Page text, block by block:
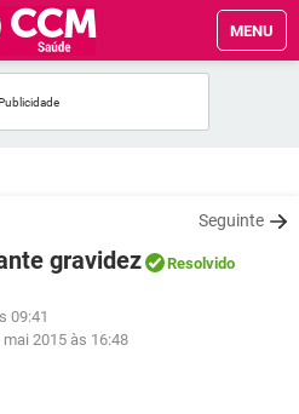
MENU
Seguinte
gravidez Resolvido
09:41
mai 2015 às 16:48